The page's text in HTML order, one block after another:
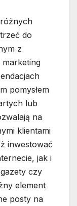
do
z
marketing
pomysłem
lub
na
klientami
inwestować
jak i
czy
element
posty na